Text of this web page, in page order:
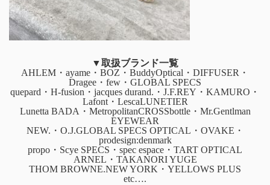
▼取扱ブランド一覧
AHLEM・ayame・BOZ・BuddyOptical・DIFFUSER・
Dragee・few・GLOBAL SPECS
quepard・H-fusion・jacques durand.・J.F.REY・KAMURO・
Lafont・LescaLUNETIER
Lunetta BADA・MetropolitanCROSSbottle・Mr.Gentlman
EYEWEAR
NEW.・O.J.GLOBAL SPECS OPTICAL・OVAKE・
prodesign:denmark
propo・Scye SPECS・spec espace・TART OPTICAL
ARNEL・TAKANORI YUGE
THOM BROWNE.NEW YORK・YELLOWS PLUS
etc….